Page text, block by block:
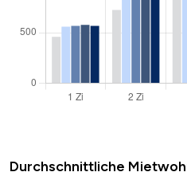
Durchschnittliche